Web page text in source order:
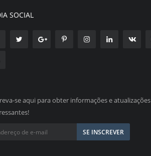
SOCIAL
se aqui para obter informações e atualizações